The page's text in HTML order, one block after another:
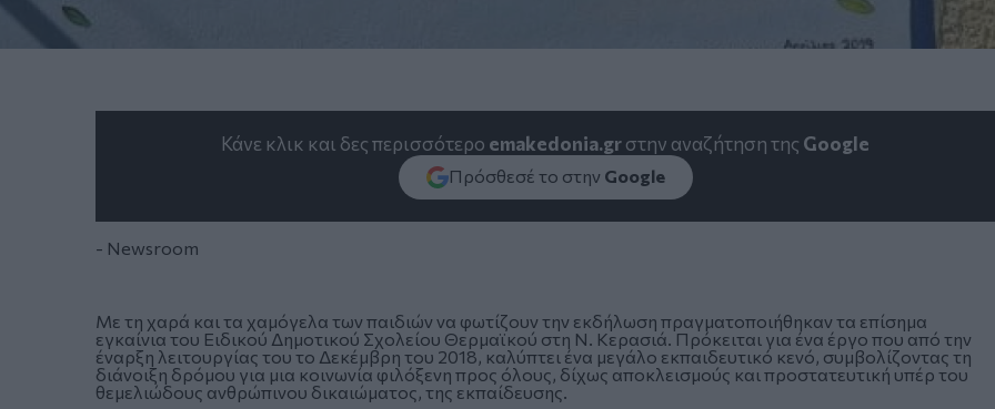
Κάνε κλικ και δες περισσότερο emakedonia.grστην αναζήτηση της Google
Πρόσθεσέ το στην Google
- Newsroom
Με τη χαρά και τα χαμόγελα των παιδιών να φωτίζουν την εκδήλωση πραγματοποιήθηκαν τα επίσημα
εγκαίνια του Ειδικού Δημοτικού Σχολείου Θερμαϊκού στη Ν. Κερασιά. Πρόκειται για ένα έργο που από την
έναρξη λειτουργίας του το Δεκέμβρη του 2018, καλύπτει ένα μεγάλο εκπαιδευτικό κενό, συμβολίζοντας τη
διάνοιξη δρόμου για μια κοινωνία φιλόξενη προς όλους, δίχως αποκλεισμούς και προστατευτική υπέρ του
θεμελιώδους ανθρώπινου δικαιώματος, της εκπαίδευσης.